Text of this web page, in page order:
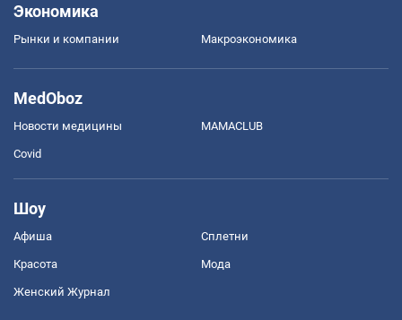
Экономика
Рынки и компании Mакроэкономика
MedOboz
Новости медицины MAMACLUB
Covid
Шоу
Афиша Сплетни
Красота Мода
Женский Журнал